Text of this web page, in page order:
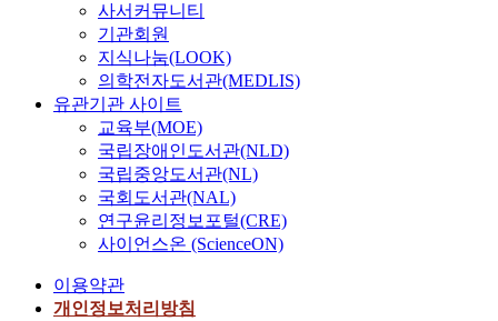
사서커뮤니티
기관회원
지식나눔(LOOK)
의학전자도서관(MEDLIS)
유관기관 사이트
교육부(MOE)
국립장애인도서관(NLD)
국립중앙도서관(NL)
국회도서관(NAL)
연구윤리정보포털(CRE)
사이언스온 (ScienceON)
이용약관
개인정보처리방침